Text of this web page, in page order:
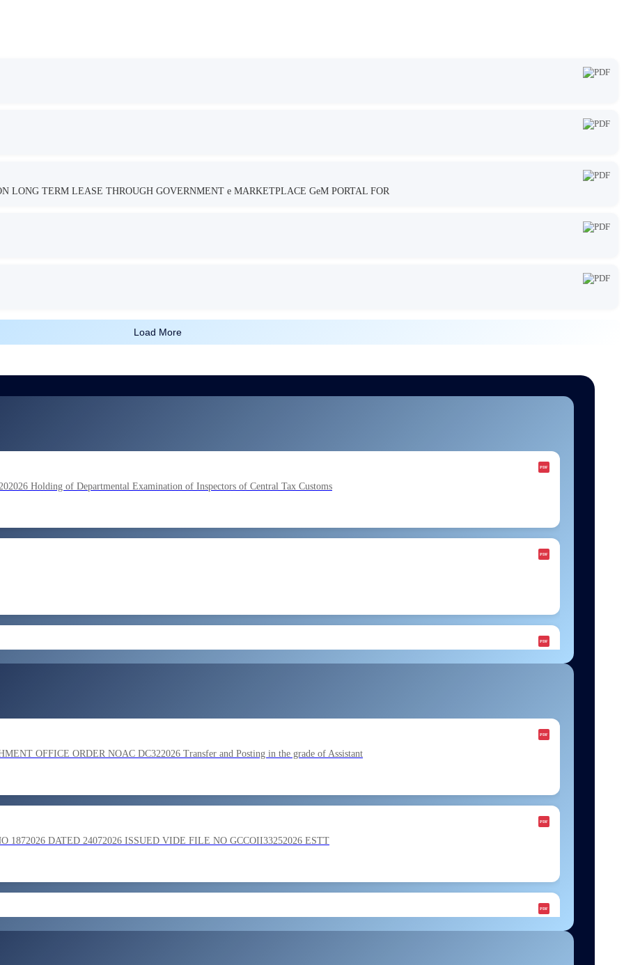
LONG TERM LEASE THROUGH GOVERNMENT e MARKETPLACE GeM PORTAL FOR
Load More
Holding of Departmental Examination of Inspectors of Central Tax Customs
on the basis of result of Combined Graduate Level Examination
by SSC on the basis of result of CombIned Graduate Level E
OFFICE ORDER NOAC DC322026 Transfer and Posting in the grade of Assistant
1872026 DATED 24072026 ISSUED VIDE FILE NO GCCOII33252026 ESTT